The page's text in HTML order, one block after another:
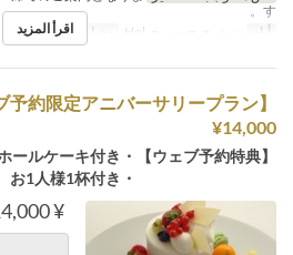
す。
أيام
وجبات العشاء
اقرأ المزيد
¥14,000
【ウェブ予約特典】・ホールケーキ付き
・乾杯酒、お1人様1杯付き
¥ 14,000